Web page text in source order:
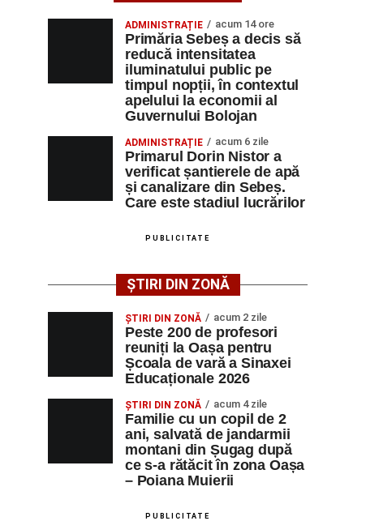
ADMINISTRAȚIE acum 14 ore
Primăria Sebeș a decis să
reducă intensitatea
iluminatului public pe
timpul nopții, în contextul
apelului la economii al
Guvernului Bolojan
ADMINISTRAȚIE acum 6 zile
Primarul Dorin Nistor a
verificat șantierele de apă
și canalizare din Sebeș.
Care este stadiul lucrărilor
PUBLICITATE
ȘTIRI DIN ZONĂ
ȘTIRI DIN ZONĂ acum 2 zile
Peste 200 de profesori
reuniți la Oașa pentru
Școala de vară a Sinaxei
Educaționale 2026
ȘTIRI DIN ZONĂ acum 4 zile
Familie cu un copil de 2
ani, salvată de jandarmii
montani din Șugag după
ce s-a rătăcit în zona Oașa
– Poiana Muierii
PUBLICITATE